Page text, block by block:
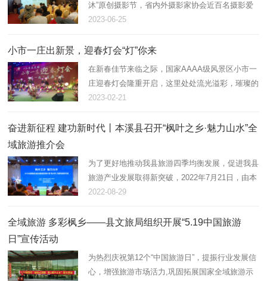
沐”原创摄影节，省内外摄影家协会近百名摄影爱
好者来到花溪沐枫雪温泉小镇，对花溪沐景区进行
2023-06-25
小市一庄出新景，迎春灯会“灯”你来
在新春佳节来临之际，国家AAAA级风景区小市一
庄迎春灯会隆重开启，这里处处流光溢彩，璀璨的
华灯将枫乡年味烘托得更加浓烈，小市一庄迎春灯
2023-02-21
奋进新征程 建功新时代丨本溪县召开“枫叶之乡·魅力山水”全
域旅游推介会
为了更好地推动我县旅游四季均衡发展，促进我县
旅游产业发展取得新突破，2022年7月21日，由本
溪满族自治县文化旅游和广播电视局主办，辽宁小
心、本溪满族自治县旅游行…
2022-08-29
全域旅游 多彩枫乡——县文旅局组织开展“5.19中国旅游
日”宣传活动
为热烈庆祝第12个“中国旅游日”，提振行业发展信
心，增强旅游市场活力,巩固拓展国家全域旅游示